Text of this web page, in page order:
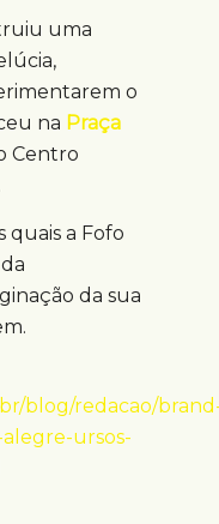
uma
o
na Praça
Centro
quais a Fofo
da sua
blog/redacao/
ursos-